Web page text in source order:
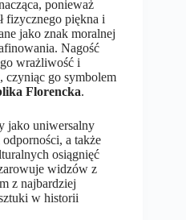
ponieważ
fizycznego piękna i
jako znak moralnej
Nagość
wrażliwość i
czyniąc go symbolem
Florencka.
jako uniwersalny
a także
osiągnięć
widzów z
z najbardziej
w historii